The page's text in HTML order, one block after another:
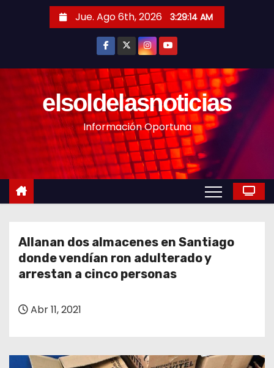
n
Jue. Ago 6th, 2026 3:29:16 AM
elsoldelasnoticias
Información Oportuna
Allanan dos almacenes en Santiago
donde vendían ron adulterado y
arrestan a cinco personas
Abr 11, 2021